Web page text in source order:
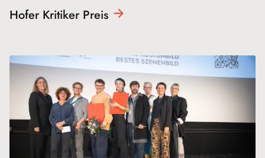
Hofer Kritiker Preis